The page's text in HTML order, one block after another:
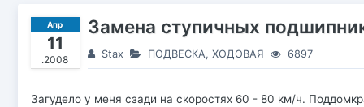
Апр
11
.2008
Замена ступичных
Stax ПОДВЕСКА, ХОДОВАЯ 6897
Загудело у меня сзади на скоростях 60 - 80 км/ч.